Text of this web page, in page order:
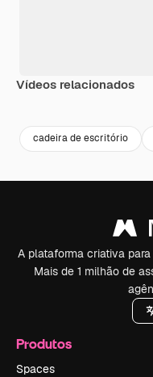
Vídeos relacionados
cadeira de escritório
A plataforma criativa
Mais de 1 milhão de
Produtos
Spaces